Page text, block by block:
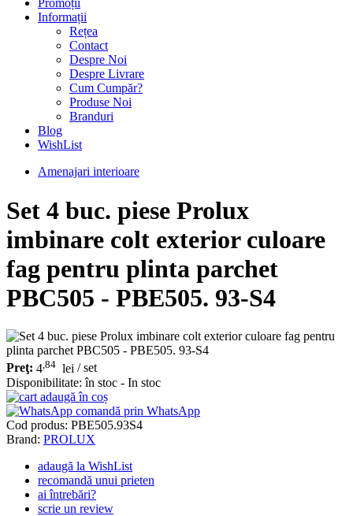
Promoții
Informații
Rețea
Contact
Despre Noi
Despre Livrare
Cum Cumpăr?
Produse Noi
Branduri
Blog
WishList
Amenajari interioare
Set 4 buc. piese Prolux
imbinare colt exterior culoare
fag pentru plinta parchet
PBC505 - PBE505. 93-S4
Preţ: 4 ,84 lei / set
Disponibilitate: în stoc - In stoc
adaugă în coș
comandă prin WhatsApp
Cod produs: PBE505.93S4
Brand: PROLUX
adaugă la WishList
recomandă unui prieten
ai întrebări?
scrie un review